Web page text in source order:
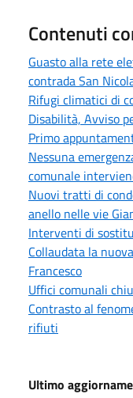
Contenuti
Guasto alla rete
contrada San
Rifugi climatici di
Disabilità, Avviso
Primo
Nessuna
comunale
Nuovi tratti di
anello nelle vie
Interventi di
Collaudata la
Francesco
Uffici comunali
Contrasto al
rifiuti
Ultimo